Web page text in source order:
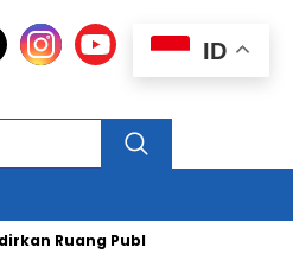
Publik Bersama melalui
ID